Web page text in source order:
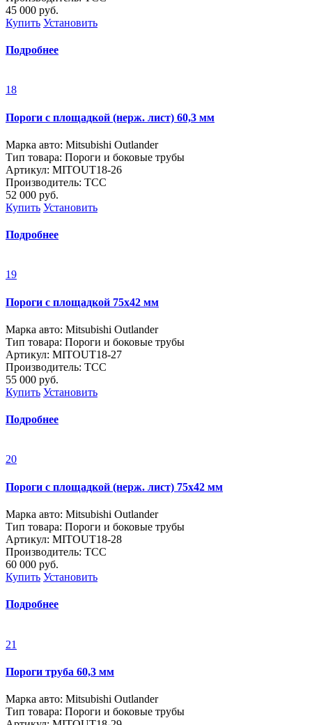
45 000 руб.
Купить Установить
Подробнее
18
Пороги с площадкой (нерж. лист) 60,3 мм
Марка авто: Mitsubishi Outlander
Тип товара: Пороги и боковые трубы
Артикул: MITOUT18-26
Производитель: ТСС
52 000 руб.
Купить Установить
Подробнее
19
Пороги с площадкой 75х42 мм
Марка авто: Mitsubishi Outlander
Тип товара: Пороги и боковые трубы
Артикул: MITOUT18-27
Производитель: ТСС
55 000 руб.
Купить Установить
Подробнее
20
Пороги с площадкой (нерж. лист) 75х42 мм
Марка авто: Mitsubishi Outlander
Тип товара: Пороги и боковые трубы
Артикул: MITOUT18-28
Производитель: ТСС
60 000 руб.
Купить Установить
Подробнее
21
Пороги труба 60,3 мм
Марка авто: Mitsubishi Outlander
Тип товара: Пороги и боковые трубы